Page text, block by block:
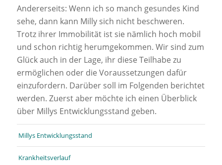
Andererseits: Wenn ich so manch gesundes Kind
sehe, dann kann Milly sich nicht beschweren.
Trotz ihrer Immobilität ist sie nämlich hoch mobil
und schon richtig herumgekommen. Wir sind zum
Glück auch in der Lage, ihr diese Teilhabe zu
ermöglichen oder die Voraussetzungen dafür
einzufordern. Darüber soll im Folgenden berichtet
werden. Zuerst aber möchte ich einen Überblick
über Millys Entwicklungsstand geben.
Millys Entwicklungsstand
Krankheitsverlauf